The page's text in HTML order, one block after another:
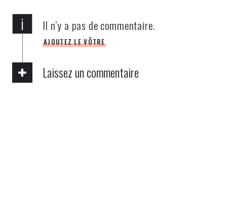
i Il n’y a pas de commentaire.
AJOUTEZ LE VÔTRE
Laissez un commentaire